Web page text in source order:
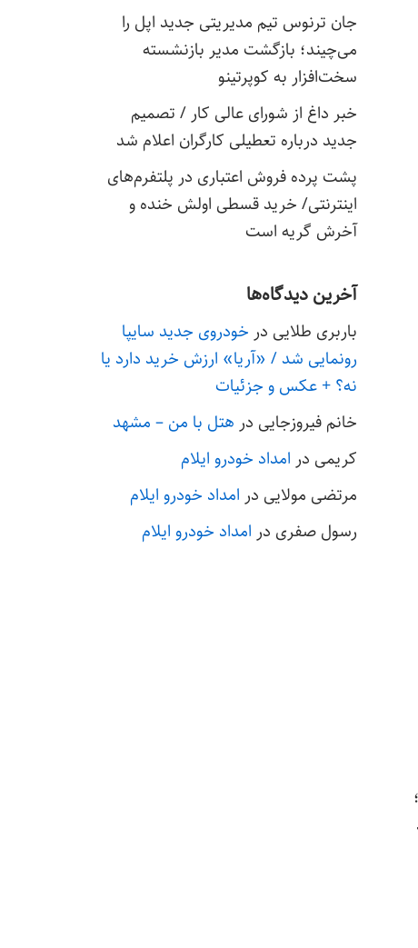
جان ترنوس تیم مدیریتی جدید اپل را
می‌چیند؛ بازگشت مدیر بازنشسته
سخت‌افزار به کوپرتینو
خبر داغ از شورای عالی کار / تصمیم
جدید درباره تعطیلی کارگران اعلام شد
پشت پرده فروش اعتباری در پلتفرم‌های
اینترنتی/ خرید قسطی اولش خنده و
آخرش گریه است
آخرین دیدگاه‌ها
باربری طلایی در خودروی جدید سایپا
رونمایی شد / «آریا» ارزش خرید دارد یا
نه؟ + عکس و جزئیات
خانم فیروزجایی در هتل با من – مشهد
کریمی در امداد خودرو ایلام
مرتضی مولایی در امداد خودرو ایلام
رسول صفری در امداد خودرو ایلام